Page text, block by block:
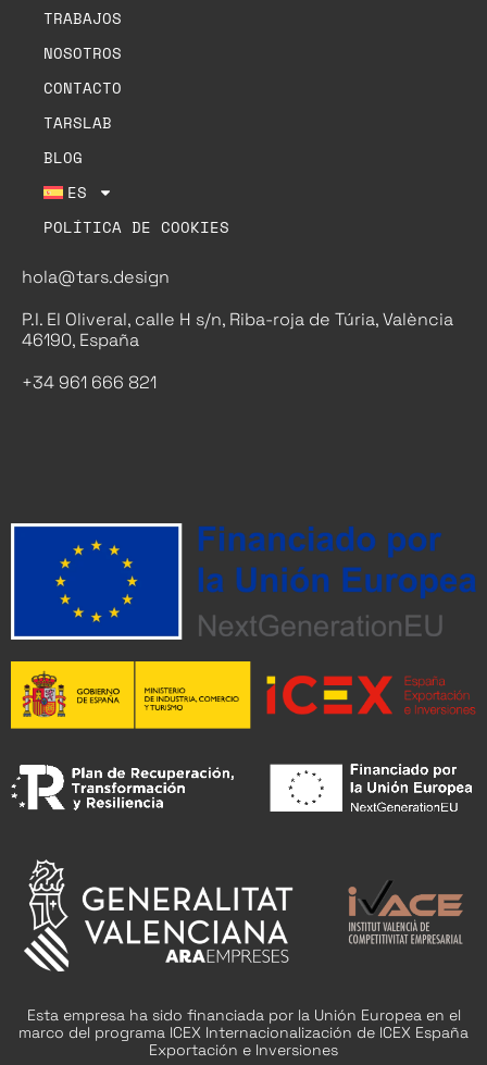
TRABAJOS
NOSOTROS
CONTACTO
TARSLAB
BLOG
ES
POLÍTICA DE COOKIES
hola@tars.design
P.I. El Oliveral, calle H s/n, Riba-roja de Túria, València
46190, España
+34 961 666 821
Esta empresa ha sido financiada por la Unión Europea en el
marco del programa ICEX Internacionalización de ICEX España
Exportación e Inversiones